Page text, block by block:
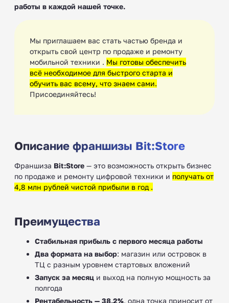
работы в каждой нашей точке.
Мы приглашаем вас стать частью бренда и
открыть свой центр по продаже и ремонту
мобильной техники . Мы готовы обеспечить
всё необходимое для быстрого старта и
обучить вас всему, что знаем сами.
Присоединяйтесь!
Описание франшизы Bit:Store
Франшиза Bit:Store — это возможность открыть бизнес
по продаже и ремонту цифровой техники и получать от
4,8 млн рублей чистой прибыли в год .
Преимущества
Стабильная прибыль с первого месяца работы
Два формата на выбор: магазин или островок в
ТЦ с разным уровнем стартовых вложений
Запуск за месяц и выход на полную мощность за
полгода
Рентабельность — 38,2%, одна точка приносит от